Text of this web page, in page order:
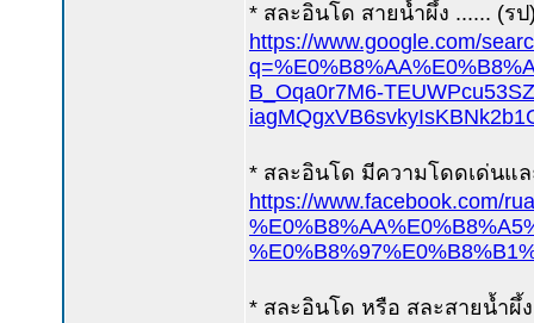
* สละอินโด สายน้ำผึ้ง ...... (รป
https://www.google.com/
B_Oqa0r7M6-
* สละอินโด มีความโดดเด่นแ
https://www.facebook.com/
* สละอินโด หรือ สละสายน้ำผึ้